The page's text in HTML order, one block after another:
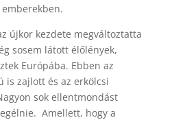
újkor kezdete megváltoztatta
sosem látott élőlények,
Európába. Ebben az
is zajlott és az erkölcsi
sok ellentmondást
Amellett, hogy a